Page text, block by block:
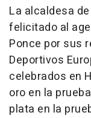
La alcaldesa
felicitado al
Ponce por sus
Deportivos
celebrados en
oro en la
plata en la